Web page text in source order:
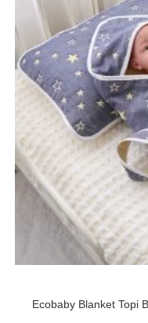
Ecobaby Blanket Topi